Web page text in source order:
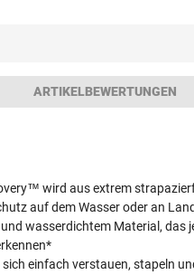
ARTIKELBEWERTUNGEN
wird aus extrem
auf dem Wasser oder an
wasserdichtem Material, das
einfach verstauen, stapeln